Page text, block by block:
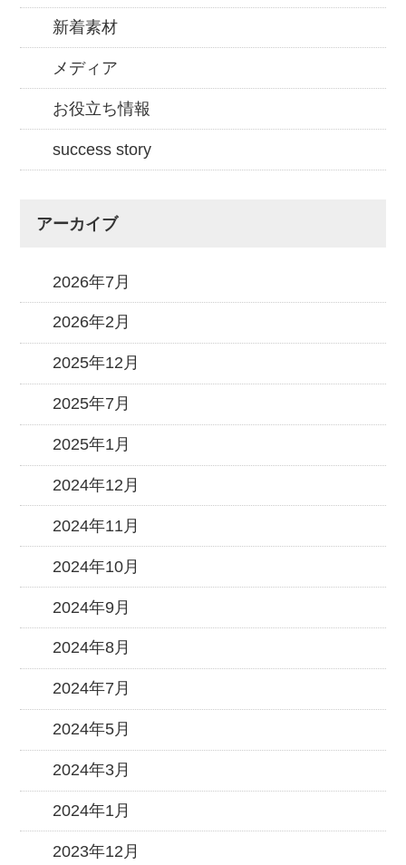
新着素材
メディア
お役立ち情報
success story
アーカイブ
2026年7月
2026年2月
2025年12月
2025年7月
2025年1月
2024年12月
2024年11月
2024年10月
2024年9月
2024年8月
2024年7月
2024年5月
2024年3月
2024年1月
2023年12月